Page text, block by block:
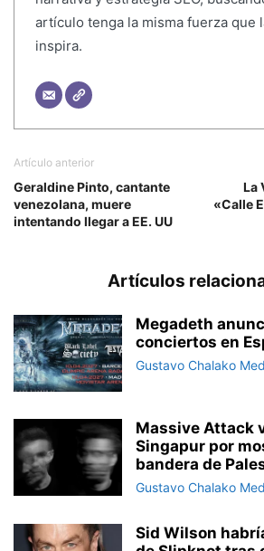
artículo tenga la misma fuerza que
inspira.
Artículo anterior
Geraldine Pinto, cantante
venezolana, muere
intentando llegar a EE. UU
La
«Calle
Artículos
Megadeth
conciertos en
Gustavo Chalako
Massive Attack
Singapur por
bandera de
Gustavo Chalako
Sid Wilson